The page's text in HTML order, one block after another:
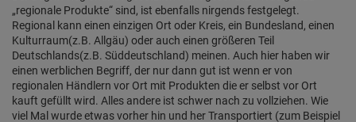
„regionale Produkte“ sind, ist ebenfalls nirgends festgelegt.
Regional kann einen einzigen Ort oder Kreis, ein Bundesland, einen
Kulturraum(z.B. Allgäu) oder auch einen größeren Teil
Deutschlands(z.B. Süddeutschland) meinen. Auch hier haben wir
einen werblichen Begriff, der nur dann gut ist wenn er von
regionalen Händlern vor Ort mit Produkten die er selbst vor Ort
kauft gefüllt wird. Alles andere ist schwer nach zu vollziehen. Wie
viel Mal wurde etwas vorher hin und her Transportiert (zum Beispiel